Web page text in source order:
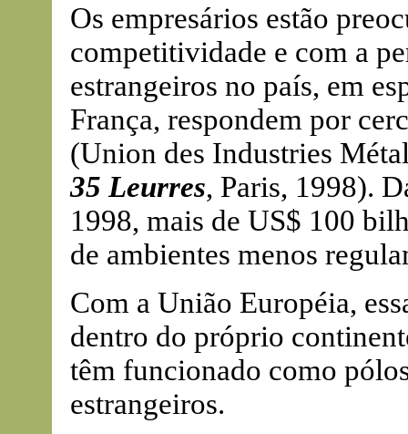
Os empresários estão
competitividade e com a
estrangeiros no país, em
França, respondem por
(Union des Industries
35 Leurres, Paris, 1998).
1998, mais de US$ 100
de ambientes menos
Com a União Européia,
dentro do próprio
têm funcionado como
estrangeiros.